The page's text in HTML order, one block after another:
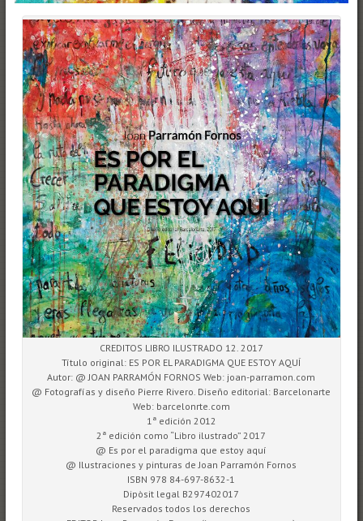
CREDITOS LIBRO ILUSTRADO 12. 2017
Título original: ES POR EL PARADIGMA QUE ESTOY AQUÍ
Autor: @ JOAN PARRAMÓN FORNOS Web: joan-parramon.com
@ Fotografías y diseño Pierre Rivero. Diseño editorial: Barcelonarte
Web: barcelonrte.com
1ª edición 2012
2ª edición como “Libro ilustrado” 2017
@ Es por el paradigma que estoy aquí
@ Ilustraciones y pinturas de Joan Parramón Fornos
ISBN 978 84-697-8632-1
Dipòsit legal B297402017
Reservados todos los derechos